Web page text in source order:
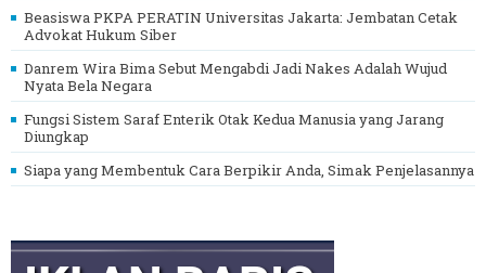
Beasiswa PKPA PERATIN Universitas Jakarta: Jembatan Cetak
Advokat Hukum Siber
Danrem Wira Bima Sebut Mengabdi Jadi Nakes Adalah Wujud
Nyata Bela Negara
Fungsi Sistem Saraf Enterik Otak Kedua Manusia yang Jarang
Diungkap
Siapa yang Membentuk Cara Berpikir Anda, Simak Penjelasannya